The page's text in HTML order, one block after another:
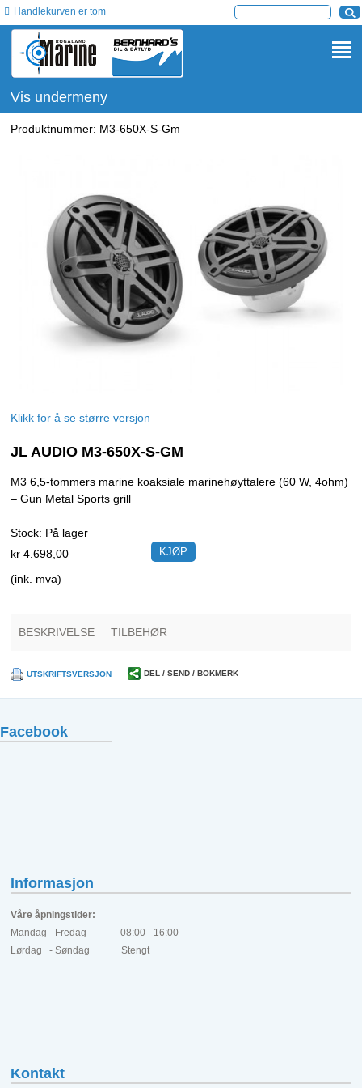
Handlekurven er tom
Vis undermeny
Produktnummer: M3-650X-S-Gm
Klikk for å se større versjon
JL AUDIO M3-650X-S-GM
M3 6,5-tommers marine koaksiale marinehøyttalere (60 W, 4ohm)
– Gun Metal Sports grill
Stock: På lager
kr 4.698,00
(ink. mva)
BESKRIVELSE TILBEHØR
UTSKRIFTSVERSJON DEL / SEND / BOKMERK
Facebook
Informasjon
Våre åpningstider:
Mandag - Fredag 08:00 - 16:00
Lørdag - Søndag Stengt
Kontakt